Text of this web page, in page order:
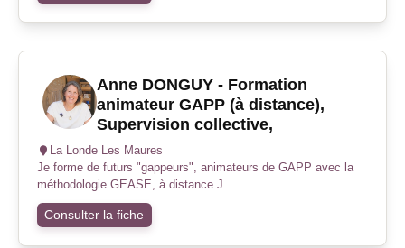
Anne DONGUY - Formation
animateur GAPP (à distance),
Supervision collective,
La Londe Les Maures
Je forme de futurs "gappeurs", animateurs de GAPP avec la
méthodologie GEASE, à distance J...
Consulter la fiche